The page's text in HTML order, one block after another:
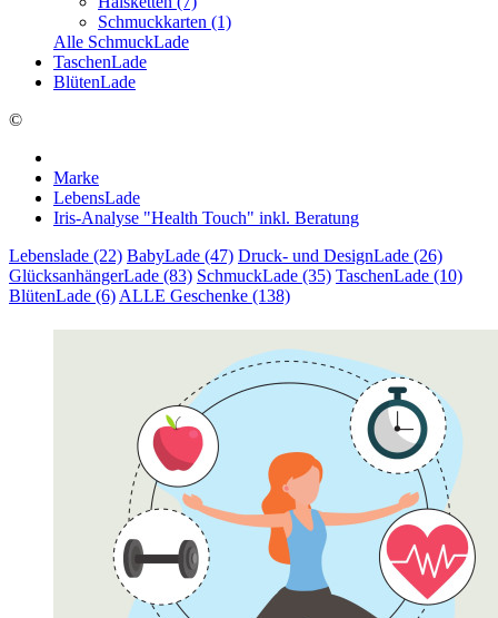
Schmuckkarten (1)
Alle SchmuckLade
TaschenLade
BlütenLade
©
Marke
LebensLade
Iris-Analyse "Health Touch" inkl. Beratung
Lebenslade (22) BabyLade (47) Druck- und DesignLade (26)
GlücksanhängerLade (83) SchmuckLade (35) TaschenLade (10)
BlütenLade (6) ALLE Geschenke (138)